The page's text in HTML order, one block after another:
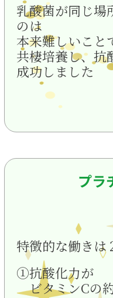
乳酸菌が同じ場
のは
本来難しいこと
共棲培養し、抗
成功しました
プラ
特徴的な働きは
①抗酸化力が
ビタミンCの